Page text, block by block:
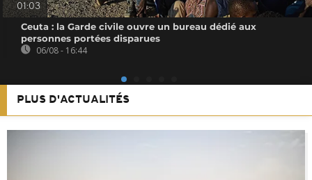
01:03
Ceuta : la Garde civile ouvre un bureau dédié aux
personnes portées disparues
06/08 - 16:44
PLUS D'ACTUALITÉS